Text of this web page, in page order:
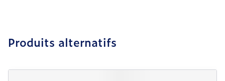
Produits alternatifs
Il est possible de naviguer entre les éléments du
Appuyer sur pour sauter le carrousel
Appuyez sur cette touche pour accéder à la